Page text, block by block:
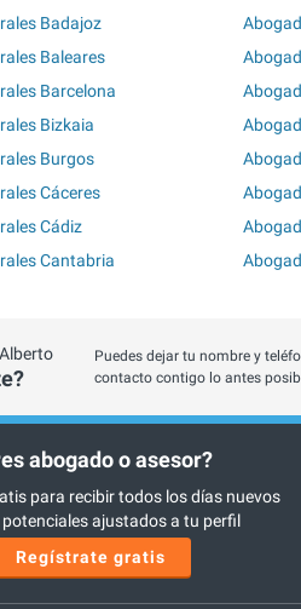
Badajoz
Baleares
Barcelona
Bizkaia
Burgos
Cáceres
Cádiz
Cantabria
Puedes dejar tu nombre y
contacto contigo lo antes
abogado o asesor?
para recibir todos los días nuevos
ajustados a tu perfil
Regístrate gratis